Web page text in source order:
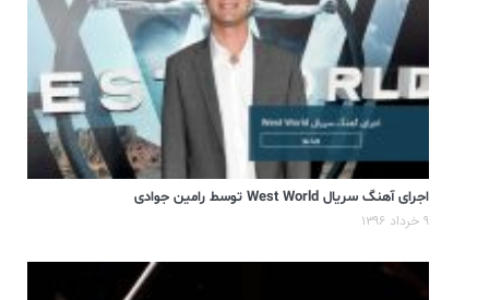
اجرای آهنگ سریال West World توسط رامین جوادی
۹ خرداد ۱۳۹۶